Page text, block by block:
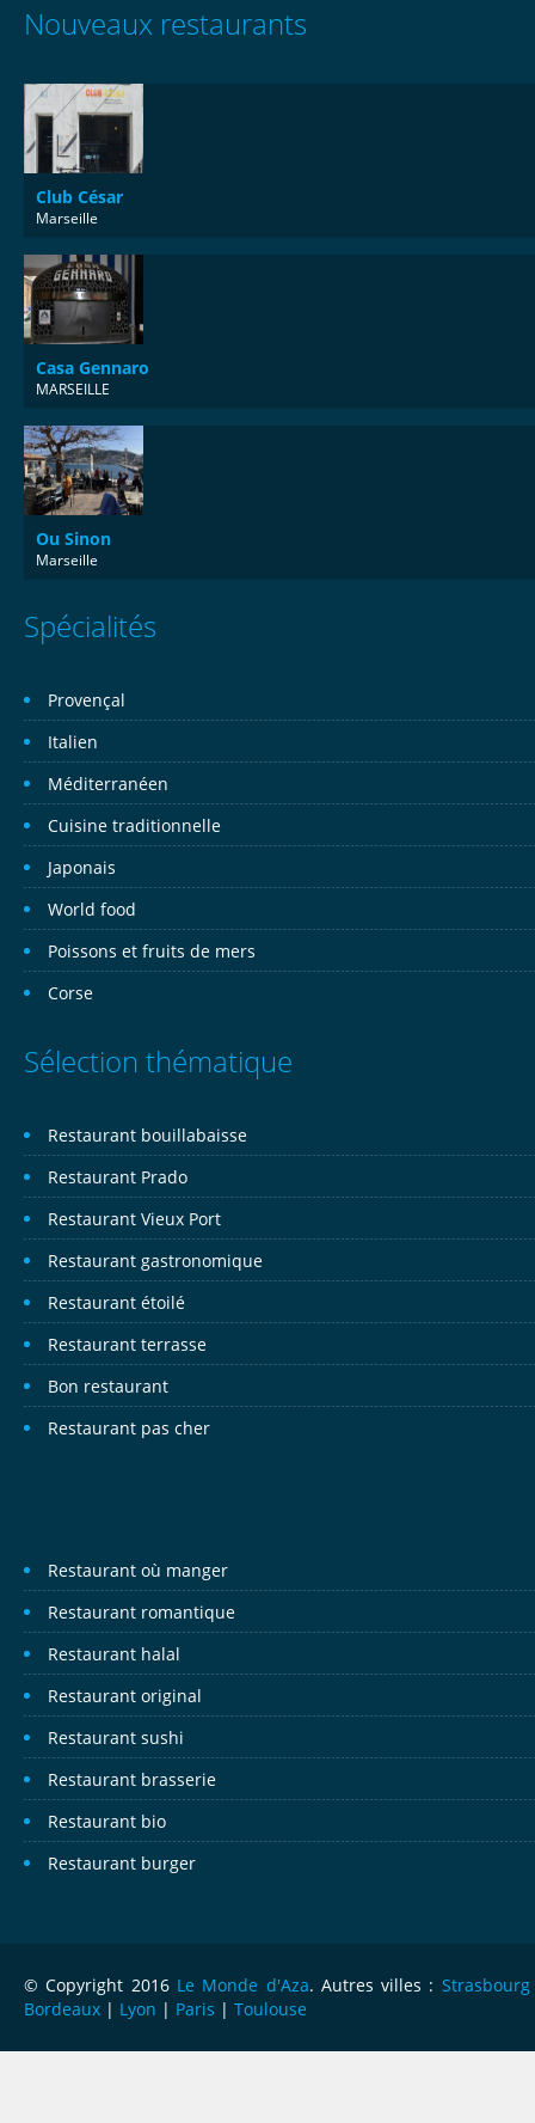
Nouveaux restaurants
Club César
Marseille
Casa Gennaro
MARSEILLE
Ou Sinon
Marseille
Spécialités
Provençal
Italien
Méditerranéen
Cuisine traditionnelle
Japonais
World food
Poissons et fruits de mers
Corse
Sélection thématique
Restaurant bouillabaisse
Restaurant Prado
Restaurant Vieux Port
Restaurant gastronomique
Restaurant étoilé
Restaurant terrasse
Bon restaurant
Restaurant pas cher
Restaurant où manger
Restaurant romantique
Restaurant halal
Restaurant original
Restaurant sushi
Restaurant brasserie
Restaurant bio
Restaurant burger
© Copyright 2016 Le Monde d'Aza. Autres villes : Strasbourg
Bordeaux | Lyon | Paris | Toulouse